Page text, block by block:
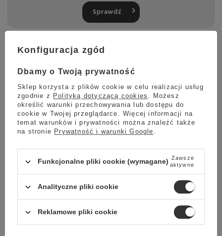
Sprawdź
herbaty o pojemności 350ml.
Chcesz zaskoczyć swoich gości kawą lub herbatą podaną
jak w najlepszej kawiarni?
Filiżanki do cappuccino powinny być lekko wybrzuszone po
bokach lub rozszerzone u góry i powinny być wykonane z
do 300ml.
zaskoczy twoich gości i wzbudzi w nich zachwyt.
idealna pojemność do cappuccino - 350ml
Konfiguracja zgód
Dbamy o Twoją prywatność
Sklep korzysta z plików cookie w celu realizacji usług
zgodnie z Polityką dotyczącą cookies . Możesz
określić warunki przechowywania lub dostępu do
cookie w Twojej przeglądarce. Więcej informacji na
temat warunków i prywatności można znaleźć także
na stronie Prywatność i warunki Google .
Funkcjonalne pliki cookie (wymagane) Zawsze
aktywne
Analityczne pliki cookie
Reklamowe pliki cookie